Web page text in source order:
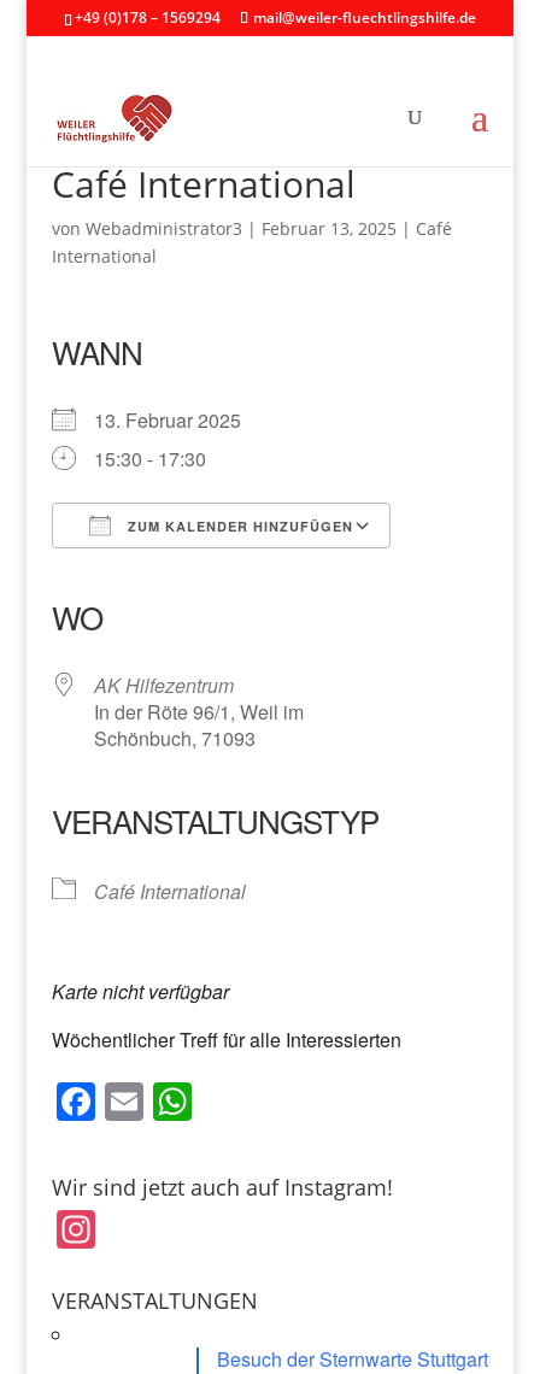
+49 (0)178 – 1569294 mail@weiler-fluechtlingshilfe.de
Café International
von Webadministrator3 | Februar 13, 2025 | Café
International
WANN
13. Februar 2025
15:30 - 17:30
ZUM KALENDER HINZUFÜGEN
WO
AK Hilfezentrum
In der Röte 96/1, Weil im
Schönbuch, 71093
VERANSTALTUNGSTYP
Café International
Karte nicht verfügbar
Wöchentlicher Treff für alle Interessierten
F
c
e
b
o
E
ai
l
W
at
p
Wir sind jetzt auch auf Instagram!
In
a
VERANSTALTUNGEN
Besuch der Sternwarte Stuttgart